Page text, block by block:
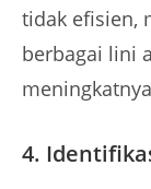
tidak efisien,
berbagai lini
4.